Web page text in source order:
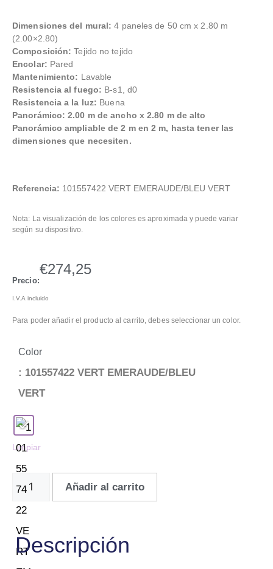
Dimensiones del mural: 4 paneles de 50 cm x 2.80 m
(2.00×2.80)
Composición: Tejido no tejido
Encolar: Pared
Mantenimiento: Lavable
Resistencia al fuego: B-s1, d0
Resistencia a la luz: Buena
Panorámico: 2.00 m de ancho x 2.80 m de alto
Panorámico ampliable de 2 m en 2 m, hasta tener las
dimensiones que necesiten.
Referencia: 101557422 VERT EMERAUDE/BLEU VERT
Nota: La visualización de los colores es aproximada y puede variar
según su dispositivo.
Precio:
€274,25
I.V.A incluido
Para poder añadir el producto al carrito, debes seleccionar un color.
Color
: 101557422 VERT EMERAUDE/BLEU
VERT
Limpiar
Añadir al carrito
Descripción